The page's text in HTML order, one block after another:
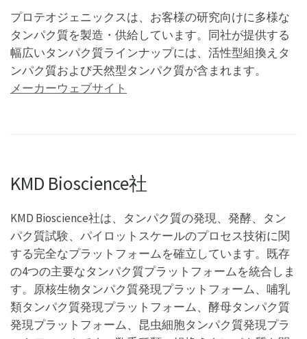
プロテオジェニックスは、お客様の研究向けに多様な
タンパク質を製造・供給しています。同社が提供する
幅広いタンパク質ラインナップには、活性型組換えタ
ンパク質および天然型タンパク質が含まれます。
メーカーウェブサイト
KMD Bioscience社
KMD Bioscience社は、タンパク質の発現、発酵、タン
パク質試験、パイロットスケールのプロセス技術に関
する完全なプラットフォームを確立しています。既存
の4つの主要なタンパク質プラットフォームを統合しま
す。原核生物タンパク質発現プラットフォーム、哺乳
類タンパク質発現プラットフォーム、酵母タンパク質
発現プラットフォーム、昆虫細胞タンパク質発現プラ